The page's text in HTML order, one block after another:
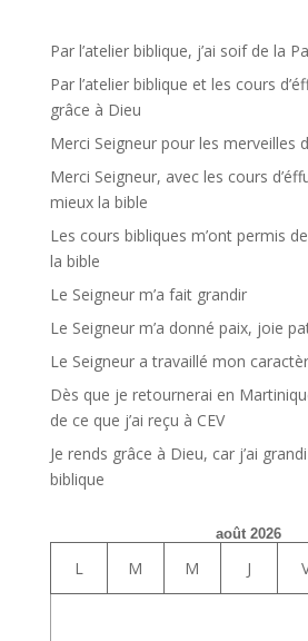
Par l’atelier biblique, j’ai soif de la
Par l’atelier biblique et les cours
grâce à Dieu
Merci Seigneur pour les merveilles
Merci Seigneur, avec les cours
mieux la bible
Les cours bibliques m’ont permis
la bible
Le Seigneur m’a fait grandir
Le Seigneur m’a donné paix, joie
Le Seigneur a travaillé mon
Dès que je retournerai en
de ce que j’ai reçu à CEV
Je rends grâce à Dieu, car j’ai
biblique
août 2026
L M M J